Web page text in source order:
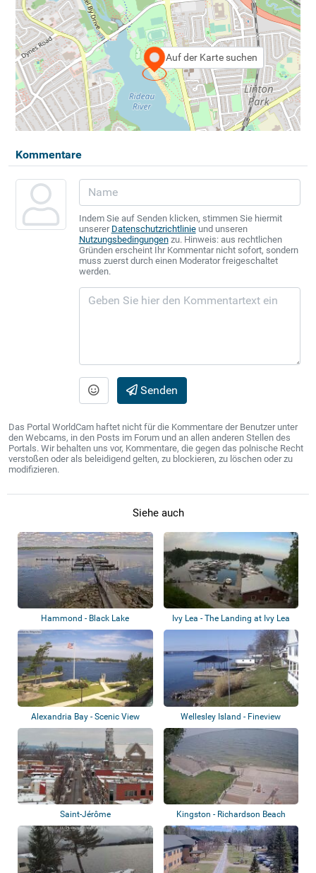
Auf der Karte suchen
Kommentare
Indem Sie auf Senden klicken, stimmen Sie hiermit
unserer Datenschutzrichtlinieund unseren
Nutzungsbedingungenzu. Hinweis: aus rechtlichen
Gründen erscheint Ihr Kommentar nicht sofort, sondern
muss zuerst durch einen Moderator freigeschaltet
werden.
Senden
Das Portal WorldCam haftet nicht für die Kommentare der Benutzer unter
den Webcams, in den Posts im Forum und an allen anderen Stellen des
Portals. Wir behalten uns vor, Kommentare, die gegen das polnische Recht
verstoßen oder als beleidigend gelten, zu blockieren, zu löschen oder zu
modifizieren.
Siehe auch
Hammond - Black Lake Ivy Lea - The Landing at Ivy Lea
Alexandria Bay - Scenic View
Park
Wellesley Island - Fineview
Saint-Jérôme Kingston - Richardson Beach